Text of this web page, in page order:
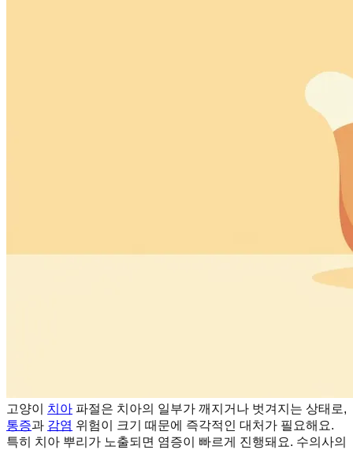
고양이 치아 파절은 치아의 일부가 깨지거나 벗겨지는 상태로,
통증과 감염 위험이 크기 때문에 즉각적인 대처가 필요해요.
특히 치아 뿌리가 노출되면 염증이 빠르게 진행돼요. 수의사의